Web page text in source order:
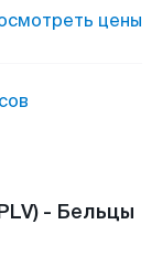
цены
- Бельцы